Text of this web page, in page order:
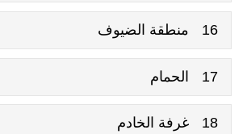
16 منطقة الضيوف
17 الحمام
18 غرفة الخادم